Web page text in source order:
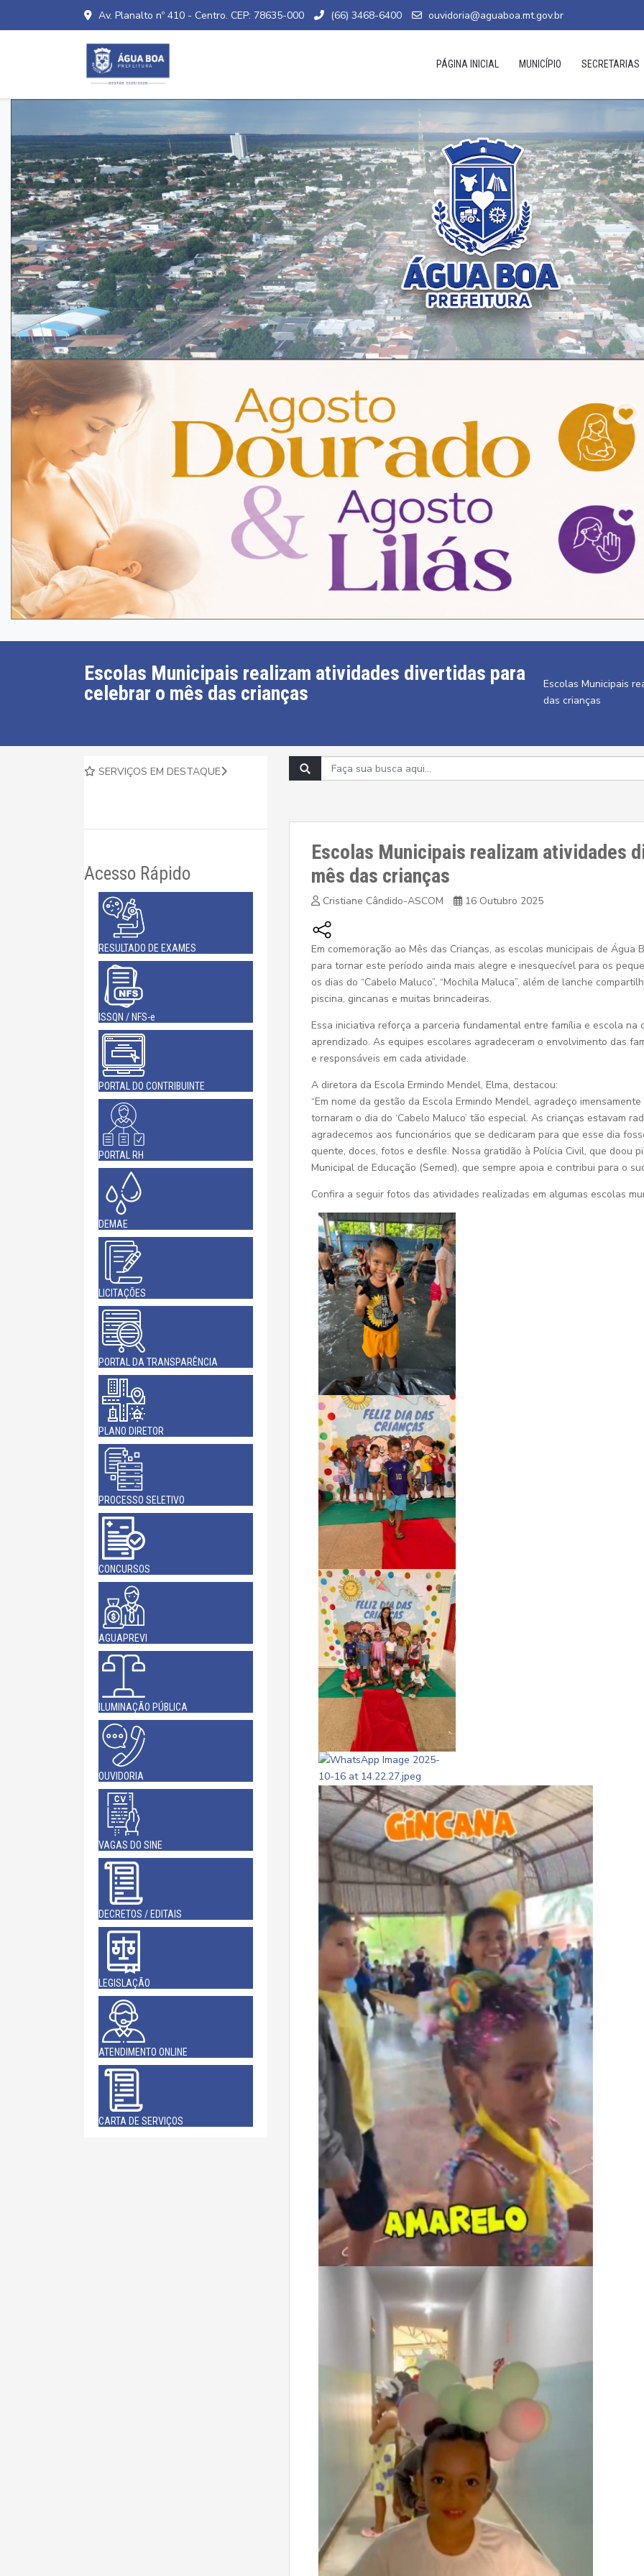
Av. Planalto nº 410 - Centro. CEP: 78635-000 (66) 3468-6400 ouvidoria@aguaboa.mt.gov.br
PÁGINA INICIAL MUNICÍPIO SECRETARIAS
Escolas Municipais realizam atividades divertidas para
celebrar o mês das crianças
Escolas Municipais
das crianças
SERVIÇOS EM DESTAQUE
Acesso Rápido
RESULTADO DE EXAMES
ISSQN / NFS-e
PORTAL DO CONTRIBUINTE
PORTAL RH
DEMAE
LICITAÇÕES
PORTAL DA TRANSPARÊNCIA
PLANO DIRETOR
PROCESSO SELETIVO
CONCURSOS
AGUAPREVI
ILUMINAÇÃO PÚBLICA
OUVIDORIA
VAGAS DO SINE
DECRETOS / EDITAIS
LEGISLAÇÃO
ATENDIMENTO ONLINE
CARTA DE SERVIÇOS
Escolas Municipais realizam atividades
mês das crianças
Cristiane Cândido-ASCOM 16 Outubro 2025
Em comemoração ao Mês das Crianças, as escolas municipais de Água
para tornar este período ainda mais alegre e inesquecível para os
os dias do “Cabelo Maluco”, “Mochila Maluca”, além de lanche
piscina, gincanas e muitas brincadeiras.
Essa iniciativa reforça a parceria fundamental entre família e escola na
aprendizado. As equipes escolares agradeceram o envolvimento das
e responsáveis em cada atividade.
A diretora da Escola Ermindo Mendel, Elma, destacou:
“Em nome da gestão da Escola Ermindo Mendel, agradeço
tornaram o dia do ‘Cabelo Maluco’ tão especial. As crianças estavam
agradecemos aos funcionários que se dedicaram para que esse dia
quente, doces, fotos e desfile. Nossa gratidão à Polícia Civil, que doou
Municipal de Educação (Semed), que sempre apoia e contribui para o
Confira a seguir fotos das atividades realizadas em algumas escolas